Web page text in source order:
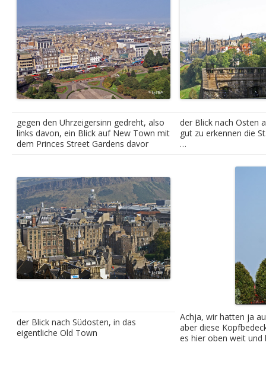
Über Ostern an die Mosel
Schweden
2018
Bergisches Land
Praxistip
2019
Ostern an der Weser
2020
Meerschaum an der Cote d’Opale
2021
2022
Spreewald – Fließe paddeln
gegen den Uhrzeigersinn gedreht, also
links davon, ein Blick auf New Town mit
dem Princes Street Gardens davor
der Blick nach Osten
gut zu erkennen die
…
Achja, wir hatten ja
aber diese
es hier oben weit und
der Blick nach Südosten, in das
eigentliche Old Town